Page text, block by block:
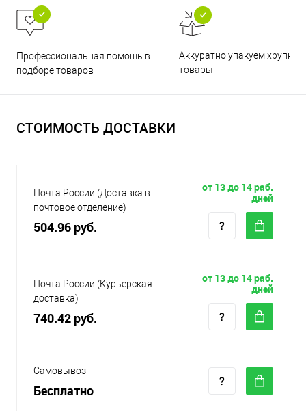
Профессиональная помощь в
подборе товаров
Аккуратно упакуем хрупкие
товары
СТОИМОСТЬ ДОСТАВКИ
Почта России (Доставка в
почтовое отделение)
504.96 руб.
от 13 до 14 раб.
дней
Почта России (Курьерская
доставка)
740.42 руб.
от 13 до 14 раб.
дней
Самовывоз
Бесплатно